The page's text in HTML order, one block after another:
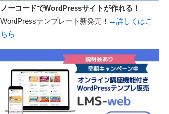
ノーコードでWordPressサイトが作れる！
WordPressテンプレート新発売！ →詳しくはこ
ちら